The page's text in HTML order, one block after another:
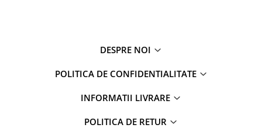
DESPRE NOI
POLITICA DE CONFIDENTIALITATE
INFORMATII LIVRARE
POLITICA DE RETUR